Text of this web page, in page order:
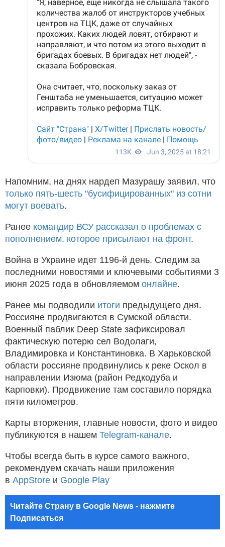
Напомним, на днях нардеп Мазурашу заявил, что
только пять-шесть "бусифицированных" из сотни
могут воевать.
Ранее командир ВСУ рассказал о проблемах с
пополнением, которое присылают на фронт.
Война в Украине идет 1196-й день. Следим за
последними новостями и ключевыми событиями 3
июня 2025 года в обновляемом онлайне.
Ранее мы подводили итоги предыдущего дня.
Россияне продвигаются в Сумской области.
Военный паблик Deep State зафиксировал
фактическую потерю сел Водолаги,
Владимировка и Константиновка. В Харьковской
области россияне продвинулись к реке Оскол в
направлении Изюма (район Редкодуба и
Карповки). Продвижение там составило порядка
пяти километров.
Карты вторжения, главные новости, фото и видео
публикуются в нашем Telegram-канале.
Чтобы всегда быть в курсе самого важного,
рекомендуем скачать наши приложения
в AppStore и Google Play
Читайте Страну в Google News - нажмите
Подписаться